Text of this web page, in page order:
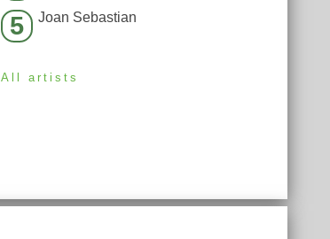
5 Joan Sebastian
All artists